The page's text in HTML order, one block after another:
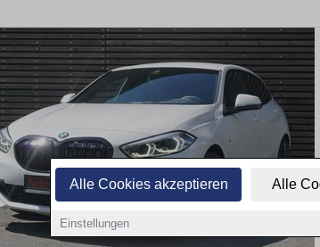
Alle Cookies akzeptieren Alle
Einstellungen